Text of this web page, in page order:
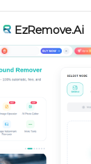
EzRemove.ai